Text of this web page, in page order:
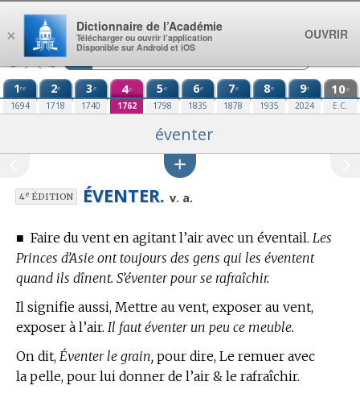
Aller au contenu
1re
1694
2e
1718
3e
1740
4e
1762
5e
1798
6e
1835
7e
1878
8e
1935
9e
2024
10e
E.C.
éventer
4eÉDITION ÉVENTER. v. a.
■ Faire du vent en agitant l’air avec un éventail. Les
Princes d’Asie ont toujours des gens qui les éventent
quand ils dînent. S’éventer pour se rafraîchir.
Il signifie aussi, Mettre au vent, exposer au vent,
exposer à l’air. Il faut éventer un peu ce meuble.
On dit, Éventer le grain, pour dire, Le remuer avec
la pelle, pour lui donner de l’air & le rafraîchir.
×
Dictionnaire de l’Académie
Télécharger ou ouvrir l’application
Disponible sur Android et iOS
OUVRIR